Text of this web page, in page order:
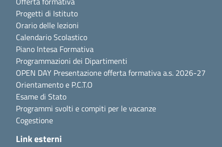
Progetti di Istituto
Orario delle lezioni
Calendario Scolastico
Piano Intesa Formativa
Programmazioni dei Dipartimenti
OPEN DAY Presentazione offerta formativa a.s. 2026-27
Orientamento e P.C.T.O
Esame di Stato
Programmi svolti e compiti per le vacanze
Cogestione
Link esterni